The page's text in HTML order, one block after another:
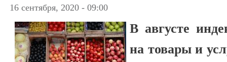
16 сентября, 2020 - 09:00
В августе
на товары и